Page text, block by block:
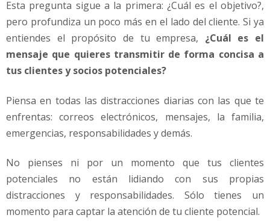
Esta pregunta sigue a la primera: ¿Cuál es el objetivo?,
pero profundiza un poco más en el lado del cliente. Si ya
entiendes el propósito de tu empresa, ¿Cuál es el
mensaje que quieres transmitir de forma concisa a
tus clientes y socios potenciales?
Piensa en todas las distracciones diarias con las que te
enfrentas: correos electrónicos, mensajes, la familia,
emergencias, responsabilidades y demás.
No pienses ni por un momento que tus clientes
potenciales no están lidiando con sus propias
distracciones y responsabilidades. Sólo tienes un
momento para captar la atención de tu cliente potencial.